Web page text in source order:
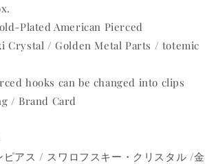
Plated American Pierced
Crystal / Golden Metal Parts / totemic
hooks can be changed into clips
/ Brand Card
ピアス / スワロフスキー・クリスタル /金